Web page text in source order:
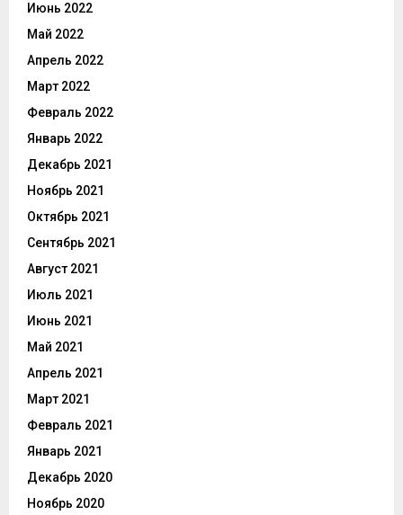
Июнь 2022
Май 2022
Апрель 2022
Март 2022
Февраль 2022
Январь 2022
Декабрь 2021
Ноябрь 2021
Октябрь 2021
Сентябрь 2021
Август 2021
Июль 2021
Июнь 2021
Май 2021
Апрель 2021
Март 2021
Февраль 2021
Январь 2021
Декабрь 2020
Ноябрь 2020